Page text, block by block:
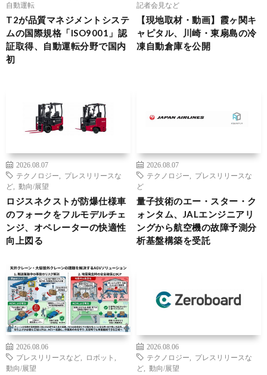
自動運転
T2が品質マネジメントシステ
ムの国際規格「ISO9001」認
証取得、自動運転分野で国内
初
記者会見など
【現地取材・動画】霞ヶ関キ
ャピタル、川崎・東扇島の冷
凍自動倉庫を公開
2026.08.07
テクノロジー
プレスリリースな
ど
動向/展望
ロジスネクストが防爆仕様車
のフォークをフルモデルチェ
ンジ、オペレーターの快適性
向上図る
2026.08.07
テクノロジー
プレスリリースな
ど
量子技術のエー・スター・ク
ォンタム、JALエンジニアリ
ングから航空機の故障予測分
析基盤構築を受託
2026.08.06
プレスリリースなど
ロボット
動向/展望
2026.08.06
テクノロジー
プレスリリースな
ど
動向/展望